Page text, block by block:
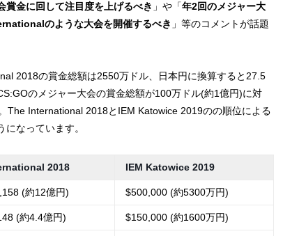
賞金に回して注目度を上げるべき 」や「年2回のメジャー大
のような大会を開催するべき 」等のコメントが話題
2018の賞金総額は2550万ドル、日本円に換算すると27.5
のメジャー大会の賞金総額が100万ドル(約1億円)に対
The International 2018とIEM Katowice 2019のの順位による
なっています。
2018 IEM Katowice 2019
(約12億円) $500,000 (約5300万円)
(約4.4億円) $150,000 (約1600万円)